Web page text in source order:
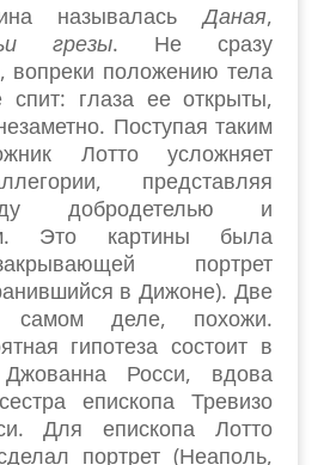
называласьДаная,
грезы. Не сразу
вопреки положению тела
глаза ее открыты,
Поступая таким
Лотто усложняет
представляя
добродетелью и
Это картины была
портрет
в Дижоне). Две
деле, похожи.
гипотеза состоит в
Росси, вдова
епископа Тревизо
Для епископа Лотто
портрет (Неаполь,